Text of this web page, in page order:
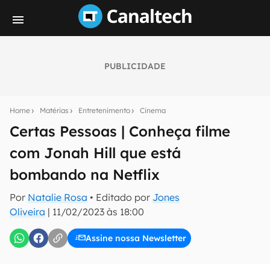
PUBLICIDADE
Home Matérias Entretenimento Cinema
Certas Pessoas | Conheça filme
com Jonah Hill que está
bombando na Netflix
Por Natalie Rosa • Editado por Jones
Oliveira | 11/02/2023 às 18:00
Assine nossa Newsletter
notícias e reviews sobre tecnologia em primeira
mão.
E-mail
inscreva-se
Confirmo que li, aceito e concordo com os Termos de
Uso e Política de Privacidade do Canaltech.